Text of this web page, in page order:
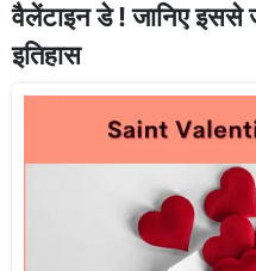
वैलेंटाइन डे ! जानिए इससे
इतिहास